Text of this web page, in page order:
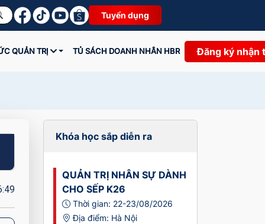
Tuyển dụng
QUẢN TRỊ TỦ SÁCH DOANH NHÂN HBR Đăng ký nhận
Khóa học sắp diễn ra
QUẢN TRỊ NHÂN SỰ DÀNH
CHO SẾP K26
Thời gian: 22-23/08/2026
Địa điểm: Hà Nội